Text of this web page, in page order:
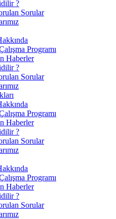
?
Sorular
Programı
Haberler
?
Sorular
Programı
Haberler
?
Sorular
Programı
Haberler
?
Sorular